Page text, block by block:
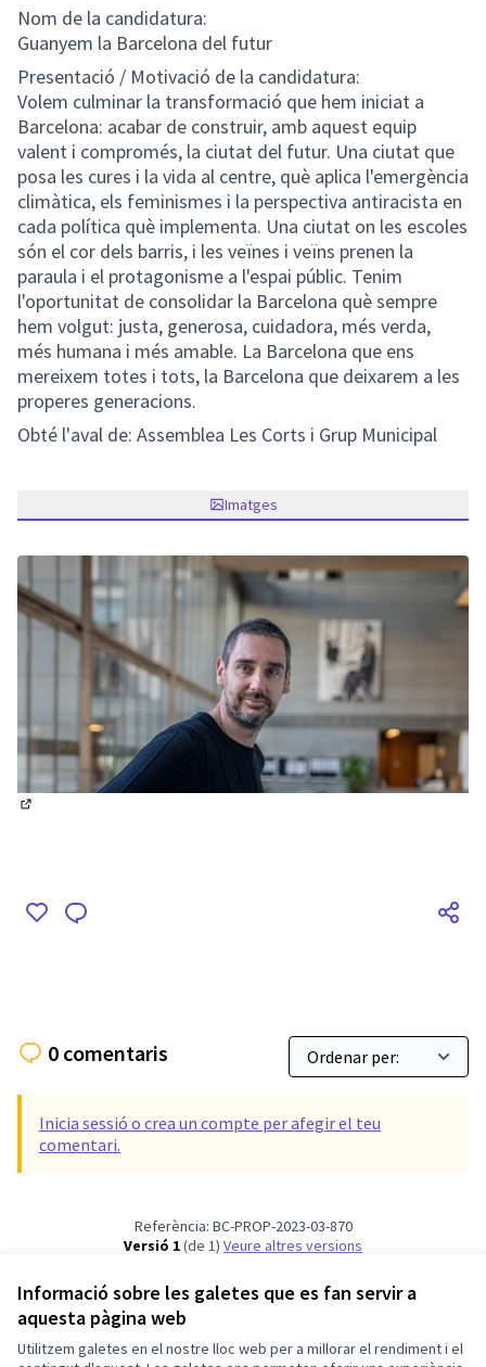
Informació sobre les galetes que es fan servir a
aquesta pàgina web
Utilitzem galetes en el nostre lloc web per a millorar el rendiment i el
Nom de la candidatura:
Guanyem la Barcelona del futur
Presentació / Motivació de la candidatura:
Volem culminar la transformació que hem iniciat a
Barcelona: acabar de construir, amb aquest equip
valent i compromés, la ciutat del futur. Una ciutat que
posa les cures i la vida al centre, què aplica l'emergència
climàtica, els feminismes i la perspectiva antiracista en
cada política què implementa. Una ciutat on les escoles
són el cor dels barris, i les veïnes i veïns prenen la
paraula i el protagonisme a l'espai públic. Tenim
l'oportunitat de consolidar la Barcelona què sempre
hem volgut: justa, generosa, cuidadora, més verda,
més humana i més amable. La Barcelona que ens
mereixem totes i tots, la Barcelona que deixarem a les
properes generacions.
Obté l'aval de: Assemblea Les Corts i Grup Municipal
Imatges
0 comentaris
Inicia sessió o crea un compte per afegir el teu
comentari.
Referència: BC-PROP-2023-03-870
Versió 1(de 1)
veure altres versions
Termes i condicions d'ús
Configuració de les galetes